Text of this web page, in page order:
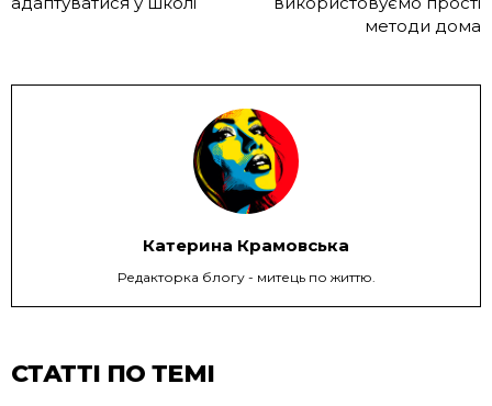
методи дома
Катерина Крамовська
Редакторка блогу - митець по життю.
СТАТТІ ПО ТЕМІ